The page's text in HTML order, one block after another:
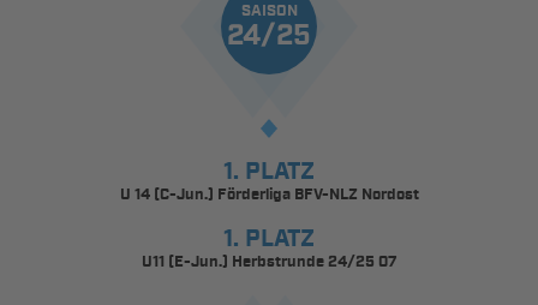
SAISON
24/25
1. PLATZ
U 14 (C-Jun.) Förderliga BFV-NLZ Nordost
1. PLATZ
U11 (E-Jun.) Herbstrunde 24/25 07